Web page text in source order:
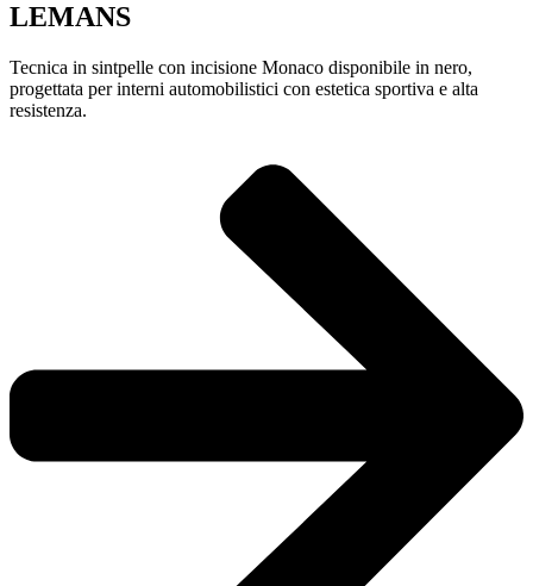
LEMANS
Tecnica in sintpelle con incisione Monaco disponibile in nero,
progettata per interni automobilistici con estetica sportiva e alta
resistenza.